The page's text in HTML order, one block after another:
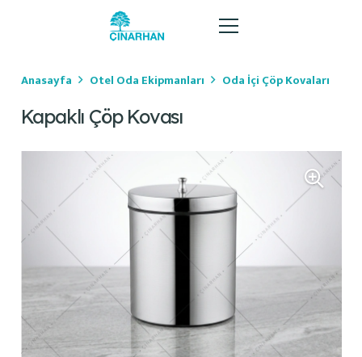
Anasayfa Otel Oda Ekipmanları Oda İçi Çöp Kovaları
Kapaklı Çöp Kovası